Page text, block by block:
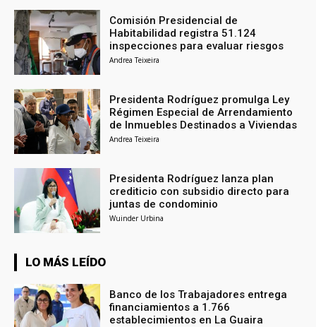
Comisión Presidencial de
Habitabilidad registra 51.124
inspecciones para evaluar riesgos
Andrea Teixeira
Presidenta Rodríguez promulga Ley
Régimen Especial de Arrendamiento
de Inmuebles Destinados a Viviendas
Andrea Teixeira
Presidenta Rodríguez lanza plan
crediticio con subsidio directo para
juntas de condominio
Wuinder Urbina
LO MÁS LEÍDO
Banco de los Trabajadores entrega
financiamientos a 1.766
establecimientos en La Guaira